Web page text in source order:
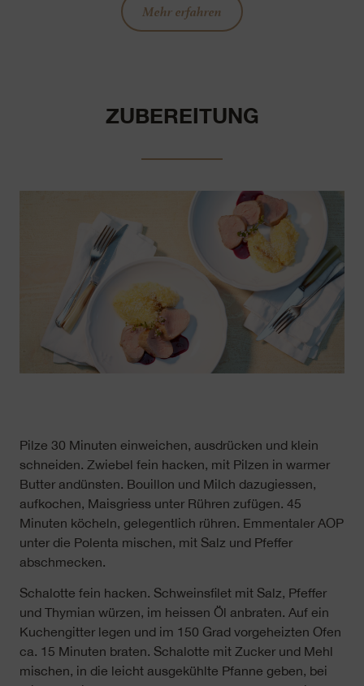
Mehr erfahren
ZUBEREITUNG
Pilze 30 Minuten einweichen, ausdrücken und klein
schneiden. Zwiebel fein hacken, mit Pilzen in warmer
Butter andünsten. Bouillon und Milch dazugiessen,
aufkochen, Maisgriess unter Rühren zufügen. 45
Minuten köcheln, gelegentlich rühren. Emmentaler AOP
unter die Polenta mischen, mit Salz und Pfeffer
abschmecken.
Schalotte fein hacken. Schweinsfilet mit Salz, Pfeffer
und Thymian würzen, im heissen Öl anbraten. Auf ein
Kuchengitter legen und im 150 Grad vorgeheizten Ofen
ca. 15 Minuten braten. Schalotte mit Zucker und Mehl
mischen, in die leicht ausgekühlte Pfanne geben, bei